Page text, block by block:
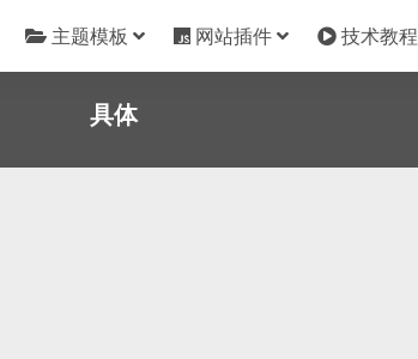
主题模板 网站插件 技术教程
具体